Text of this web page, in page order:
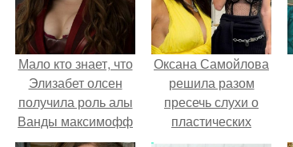
Мало кто знает, что
Элизабет олсен
получила роль алы
Ванды максимофф
не сразу.
Оксана Самойлова
решила разом
пресечь слухи о
пластических
операциях и